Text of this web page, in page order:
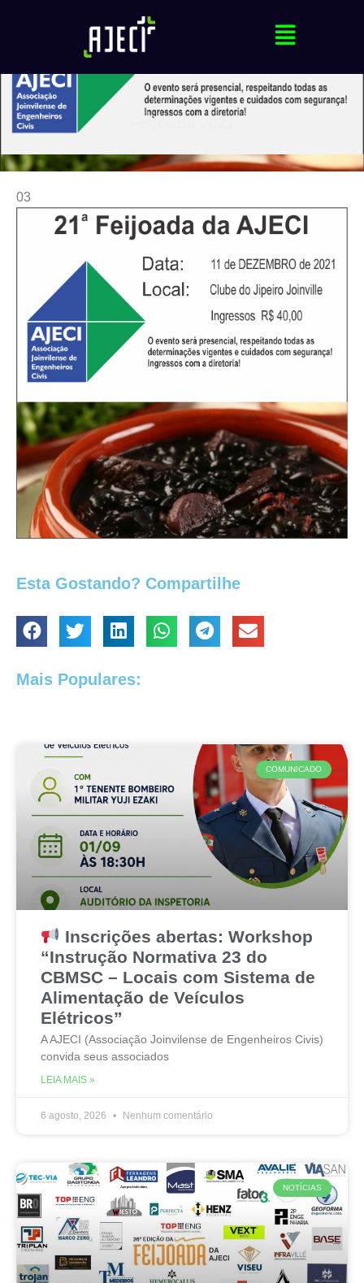
Feijoada 2021
03
Esta Gostando? Compartilhe
Mais Populares:
COMUNICADO
Inscrições abertas: Workshop
“Instrução Normativa 23 do
CBMSC – Locais com Sistema de
Alimentação de Veículos
Elétricos”
A AJECI (Associação Joinvilense de Engenheiros Civis)
convida seus associados
LEIA MAIS »
6 agosto, 2026 Nenhum comentário
NOTÍCIAS